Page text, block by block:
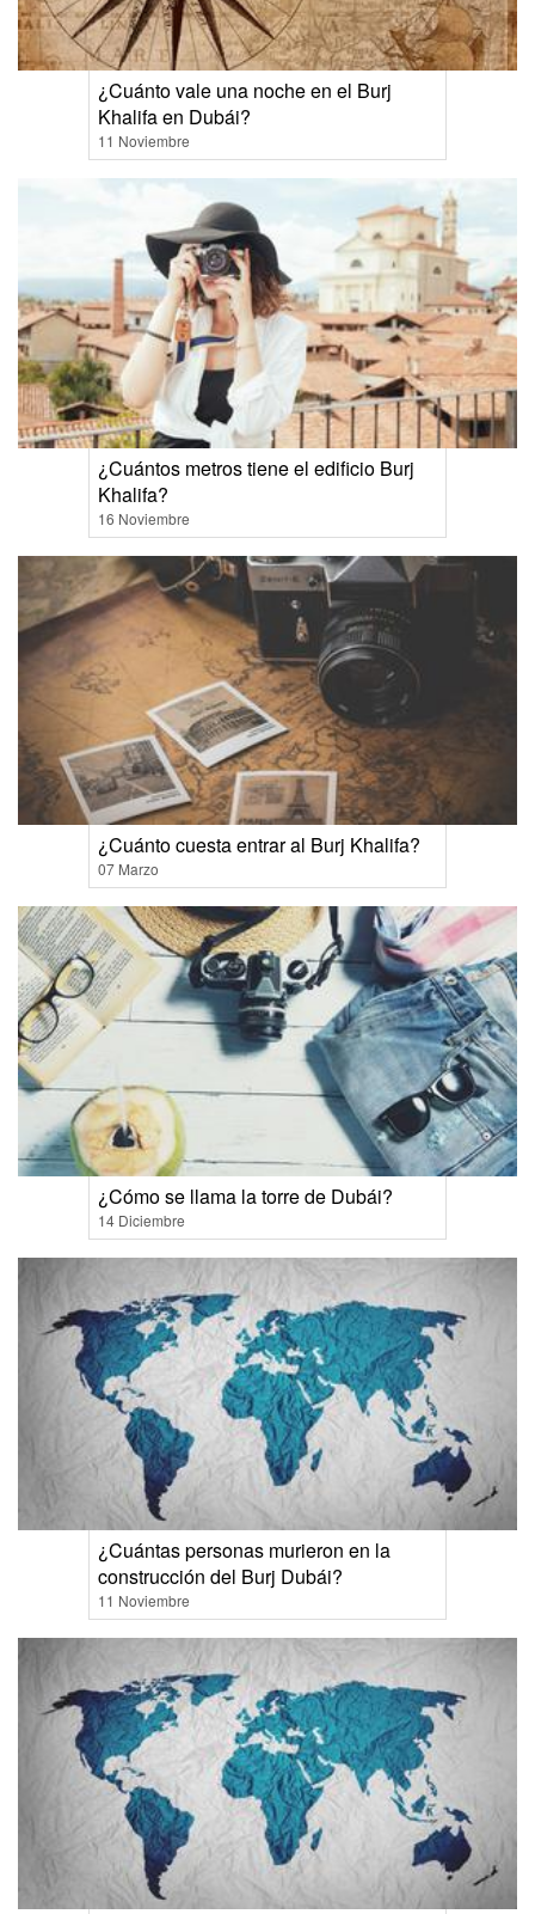
¿Cuánto vale una noche en el Burj
Khalifa en Dubái?
11 Noviembre
¿Cuántos metros tiene el edificio Burj
Khalifa?
16 Noviembre
¿Cuánto cuesta entrar al Burj Khalifa?
07 Marzo
¿Cómo se llama la torre de Dubái?
14 Diciembre
¿Cuántas personas murieron en la
construcción del Burj Dubái?
11 Noviembre